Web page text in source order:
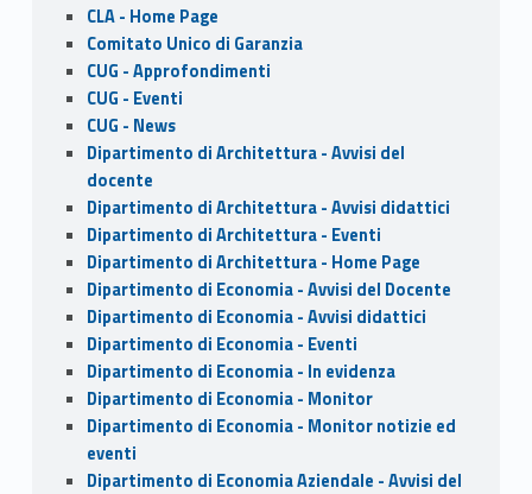
CLA - Home Page
Comitato Unico di Garanzia
CUG - Approfondimenti
CUG - Eventi
CUG - News
Dipartimento di Architettura - Avvisi del
docente
Dipartimento di Architettura - Avvisi didattici
Dipartimento di Architettura - Eventi
Dipartimento di Architettura - Home Page
Dipartimento di Economia - Avvisi del Docente
Dipartimento di Economia - Avvisi didattici
Dipartimento di Economia - Eventi
Dipartimento di Economia - In evidenza
Dipartimento di Economia - Monitor
Dipartimento di Economia - Monitor notizie ed
eventi
Dipartimento di Economia Aziendale - Avvisi del